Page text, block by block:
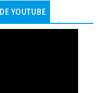
YOUTUBE